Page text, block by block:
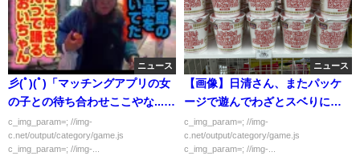
ニュース
彡(ﾟ)(ﾟ)「マッチングアプリの女
の子との待ち合わせここやな...
あ！居た！」彡(^)(^)「こんにち
は！」
c_img_param=; //img-
c.net/output/category/game.js
c_img_param=; //img-...
ニュース
【画像】日清さん、またパッケ
ージで遊んでわざとスベりに行
くｗｗｗｗｗ
c_img_param=; //img-
c.net/output/category/game.js
c_img_param=; //img-...